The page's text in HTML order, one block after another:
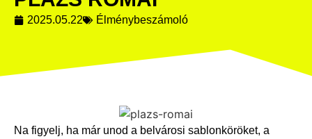
2025.05.22 Élménybeszámoló
Na figyelj, ha már unod a belvárosi sablonköröket, a